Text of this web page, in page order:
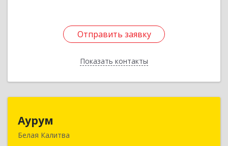
Отправить заявку
Показать контакты
Отправить заявку
Назад
Аурум
Белая Калитва
347044, Ростовская обл, Белокалитвинский р-н,